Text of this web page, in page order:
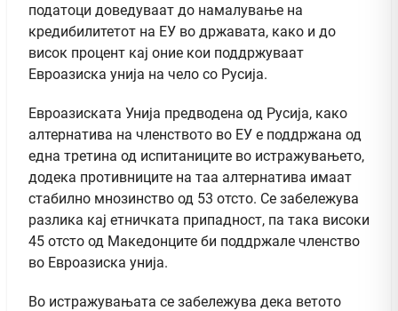
податоци доведуваат до намалување на
кредибилитетот на ЕУ во државата, како и до
висок процент кај оние кои поддржуваат
Евроазиска унија на чело со Русија.
Евроазиската Унија предводена од Русија, како
алтернатива на членството во ЕУ е поддржана од
една третина од испитаниците во истражувањето,
додека противниците на таа алтернатива имаат
стабилно мнозинство од 53 отсто. Се забележува
разлика кај етничката припадност, па така високи
45 отсто од Македонците би поддржале членство
во Евроазиска унија.
Во истражувањата се забележува дека ветото